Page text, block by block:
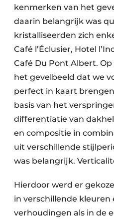
kenmerken van het
daarin belangrijk was
kristalliseerden zich
Café l’Éclusier, Hotel
Café Du Pont Albert.
het gevelbeeld dat we
perfect in kaart
basis van het
differentiatie van
en compositie in
uit verschillende
was belangrijk.
Hierdoor werd er
in verschillende
verhoudingen als in de